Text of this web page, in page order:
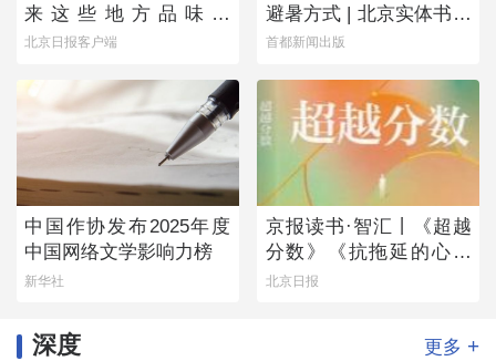
来这些地方品味书
香……
北京日报客户端
避暑方式 | 北京实体书店
活动预告（8月1日-8月7
首都新闻出版
中国作协发布2025年度
中国网络文学影响力榜
新华社
京报读书·智汇丨《超越
分数》《抗拖延的心理
学》《物理学的第一次
北京日报
深度 更多 +